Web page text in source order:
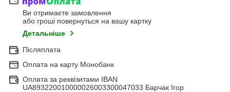
Ви отримаєте замовлення
або гроші повернуться на вашу картку
Детальніше
Післяплата
Оплата на карту Монобанк
Оплата за реквізитами IBAN
UA893220010000026003300047033 Барчак Ігор